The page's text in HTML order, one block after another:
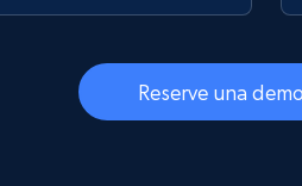
Reserve una